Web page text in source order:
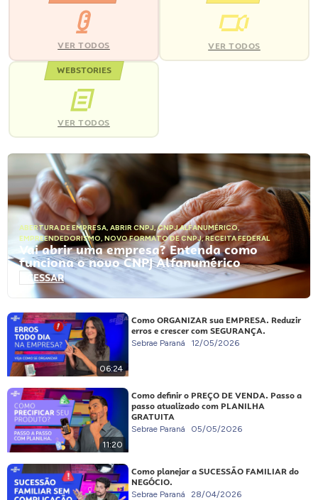
VER TODOS VER TODOS
WEBSTORIES
VER TODOS
ABERTURA DE EMPRESA, ABRIR CNPJ,CNPJ ALFANUMÉRICO,
EMPREENDEDORISMO, NOVO FORMATO DE CNPJ,RECEITA FEDERAL
Vai abrir uma empresa? Entenda como
funciona o novo CNPJ Alfanumérico
ACESSAR
06:24
Como ORGANIZAR sua EMPRESA. Reduzir
erros e crescer com SEGURANÇA.
Sebrae Paraná 12/05/2026
11:20
Como definir o PREÇO DE VENDA. Passo a
passo atualizado com PLANILHA
GRATUITA
Sebrae Paraná 05/05/2026
Como planejar a SUCESSÃO FAMILIAR do
NEGÓCIO.
Sebrae Paraná 28/04/2026